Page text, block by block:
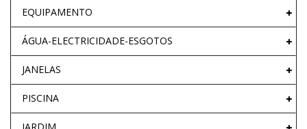
EQUIPAMENTO
ÁGUA-ELECTRICIDADE-ESGOTOS
JANELAS
PISCINA